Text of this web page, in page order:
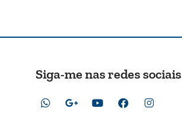
Siga-me nas redes sociais